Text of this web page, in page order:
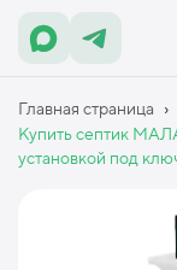
Главная страница ›
Купить септик
установкой под